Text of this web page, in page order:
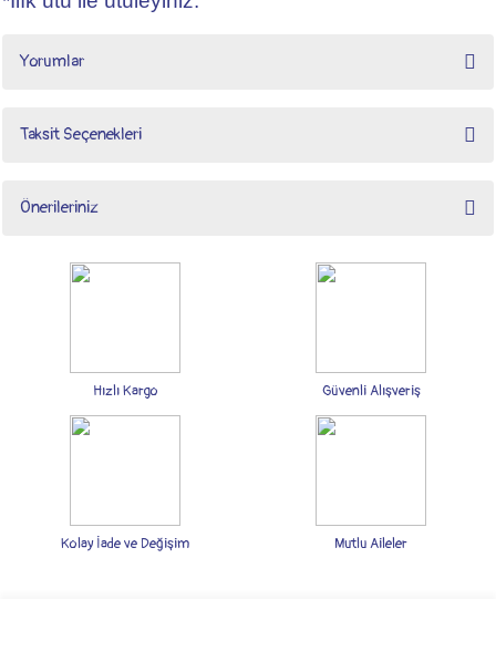
Yorumlar
Taksit Seçenekleri
Önerileriniz
Bu ürünün fiyat bilgisi, resim, ürün açıklamalarında ve diğer konularda yetersiz
gördüğünüz noktaları öneri formunu kullanarak tarafımıza iletebilirsiniz.
Ürün açıklamasında eksik bilgiler bulunuyor.
Ürün bilgilerinde hatalar bulunuyor.
Hızlı Kargo Güvenli Alışveriş
Kolay İade ve Değişim Mutlu Aileler